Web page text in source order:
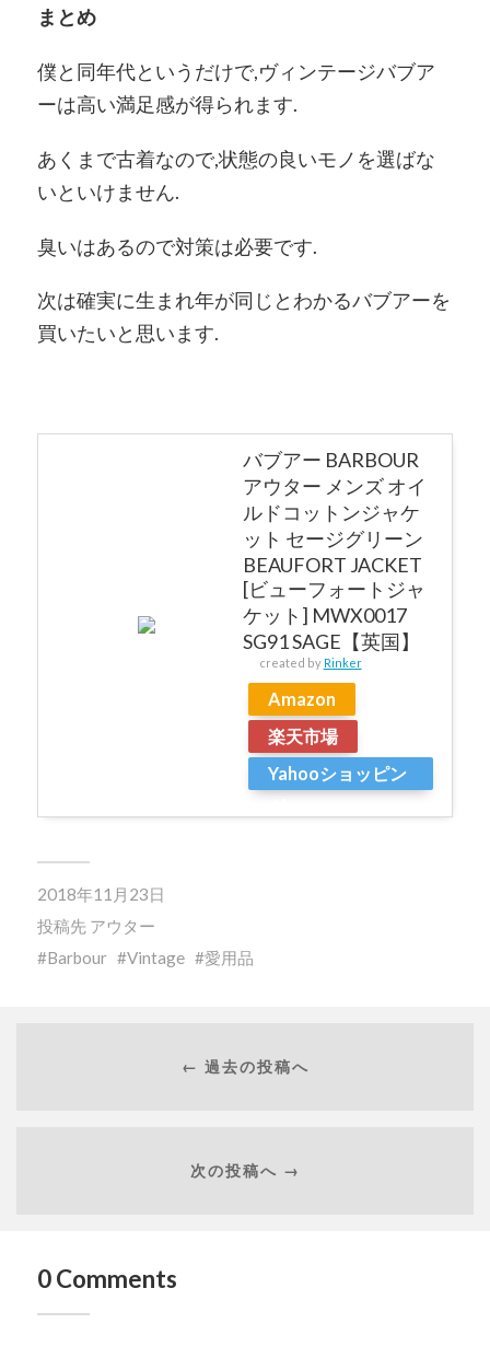
まとめ
僕と同年代というだけで,ヴィンテージバブア
ーは高い満足感が得られます.
あくまで古着なので,状態の良いモノを選ばな
いといけません.
臭いはあるので対策は必要です.
次は確実に生まれ年が同じとわかるバブアーを
買いたいと思います.
バブアー BARBOUR
アウター メンズ オイ
ルドコットンジャケ
ット セージグリーン
BEAUFORT JACKET
[ビューフォートジャ
ケット] MWX0017
SG91 SAGE【英国】
created by Rinker
Amazon
楽天市場
Yahooショッピン
2018年11月23日
投稿先 アウター
Barbour
Vintage 愛用品
← 過去の投稿へ
次の投稿へ →
0 Comments